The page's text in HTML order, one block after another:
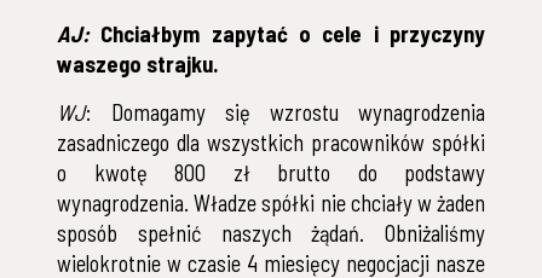
AJ:Chciałbym zapytać o cele i przyczyny
waszego strajku.
WJ: Domagamy się wzrostu wynagrodzenia
zasadniczego dla wszystkich pracowników spółki
o kwotę 800 zł brutto do podstawy
wynagrodzenia. Władze spółki nie chciały w żaden
sposób spełnić naszych żądań. Obniżaliśmy
wielokrotnie w czasie 4 miesięcy negocjacji nasze